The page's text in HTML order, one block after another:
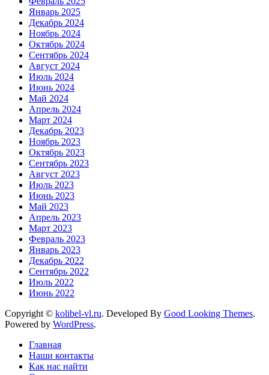
Январь 2025
Декабрь 2024
Ноябрь 2024
Октябрь 2024
Сентябрь 2024
Август 2024
Июль 2024
Июнь 2024
Май 2024
Апрель 2024
Март 2024
Декабрь 2023
Ноябрь 2023
Октябрь 2023
Сентябрь 2023
Август 2023
Июль 2023
Июнь 2023
Май 2023
Апрель 2023
Март 2023
Февраль 2023
Январь 2023
Декабрь 2022
Сентябрь 2022
Июль 2022
Июнь 2022
Copyright © kolibel-vl.ru. Developed By Good Looking Themes.
Powered by WordPress.
Главная
Наши контакты
Как нас найти